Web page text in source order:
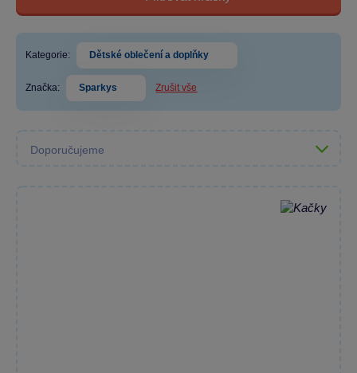
Kategorie: Dětské oblečení a doplňky
Značka: Sparkys Zrušit vše